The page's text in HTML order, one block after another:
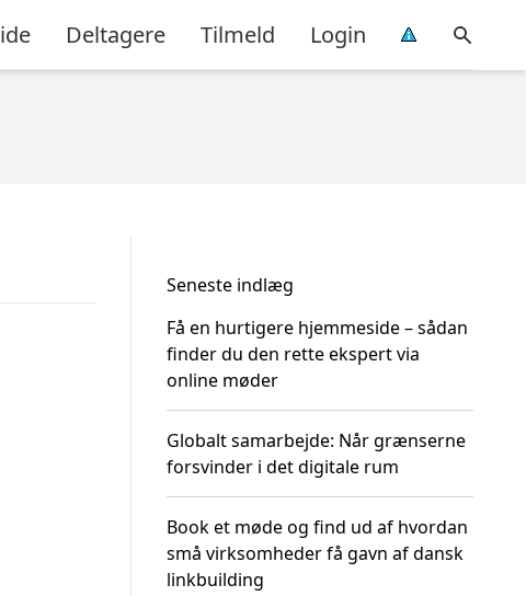
Deltagere Tilmeld Login
Seneste indlæg
Få en hurtigere hjemmeside – sådan
finder du den rette ekspert via
online møder
Globalt samarbejde: Når grænserne
forsvinder i det digitale rum
Book et møde og find ud af hvordan
små virksomheder få gavn af dansk
linkbuilding